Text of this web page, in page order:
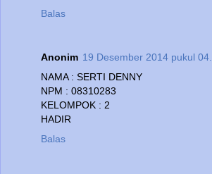
Balas
Anonim 19 Desember 2014 pukul
NAMA : SERTI DENNY
NPM : 08310283
KELOMPOK : 2
HADIR
Balas